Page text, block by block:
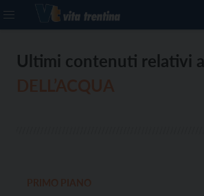
Ultimi contenuti relativi a